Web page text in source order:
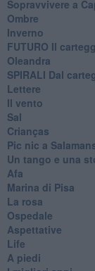
Sopravvivere a
Ombre
Inverno
FUTURO Il
Oleandra
SPIRALI Dal
Lettere
Il vento
Sal
Crianças
Pic nic a
Un tango e una
Afa
Marina di Pisa
La rosa
Ospedale
Aspettative
Life
A piedi